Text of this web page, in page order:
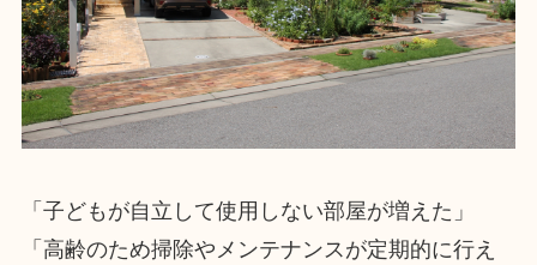
「子どもが自立して使用しない部屋が増えた」
「高齢のため掃除やメンテナンスが定期的に行え